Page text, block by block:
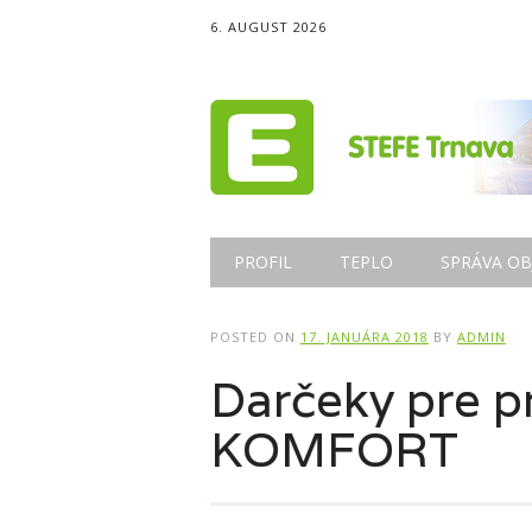
6. AUGUST 2026
Main menu
PROFIL TEPLO SPRÁVA
POSTED ON 17. JANUÁRA 2018 BY ADMIN
Darčeky pre
KOMFORT